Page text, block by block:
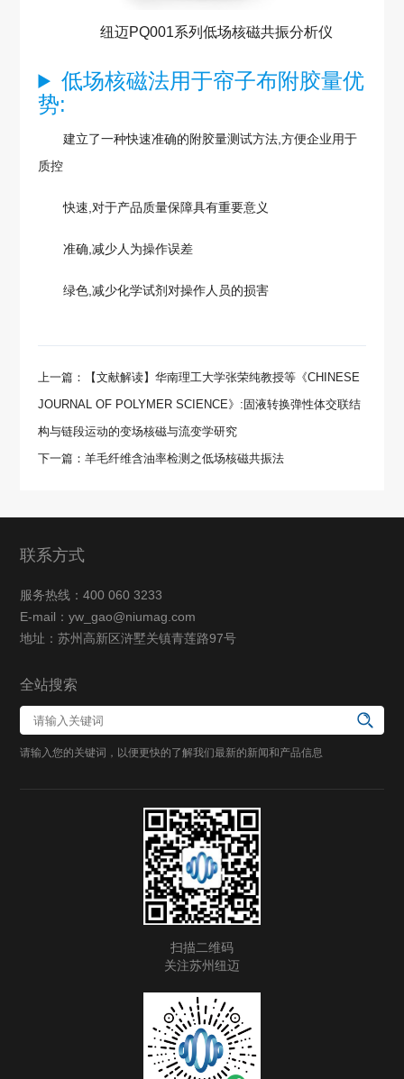
纽迈PQ001系列低场核磁共振分析仪
低场核磁法用于帘子布附胶量优
势:
建立了一种快速准确的附胶量测试方法,方便企业用于
质控
快速,对于产品质量保障具有重要意义
准确,减少人为操作误差
绿色,减少化学试剂对操作人员的损害
上一篇：【文献解读】华南理工大学张荣纯教授等《CHINESE
JOURNAL OF POLYMER SCIENCE》:固液转换弹性体交联结
构与链段运动的变场核磁与流变学研究
下一篇：羊毛纤维含油率检测之低场核磁共振法
联系方式
服务热线：400 060 3233
E-mail：yw_gao@niumag.com
地址：苏州高新区浒墅关镇青莲路97号
全站搜索
请输入您的关键词，以便更快的了解我们最新的新闻和产品信息
扫描二维码
关注苏州纽迈